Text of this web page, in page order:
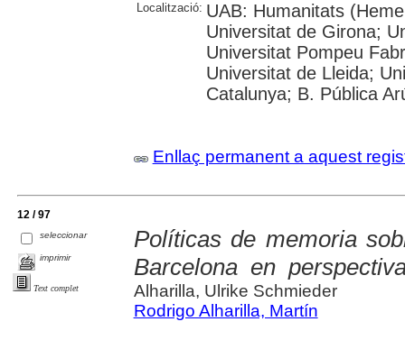
Localització: UAB: Humanitats
Universitat de Girona;
Universitat Pompeu
Universitat de Lleida;
Catalunya; B. Pública
Enllaç permanent a aquest
12 / 97
seleccionar
imprimir
Text complet
Políticas de memoria
Barcelona en
Alharilla, Ulrike Schmieder
Rodrigo Alharilla, Martín